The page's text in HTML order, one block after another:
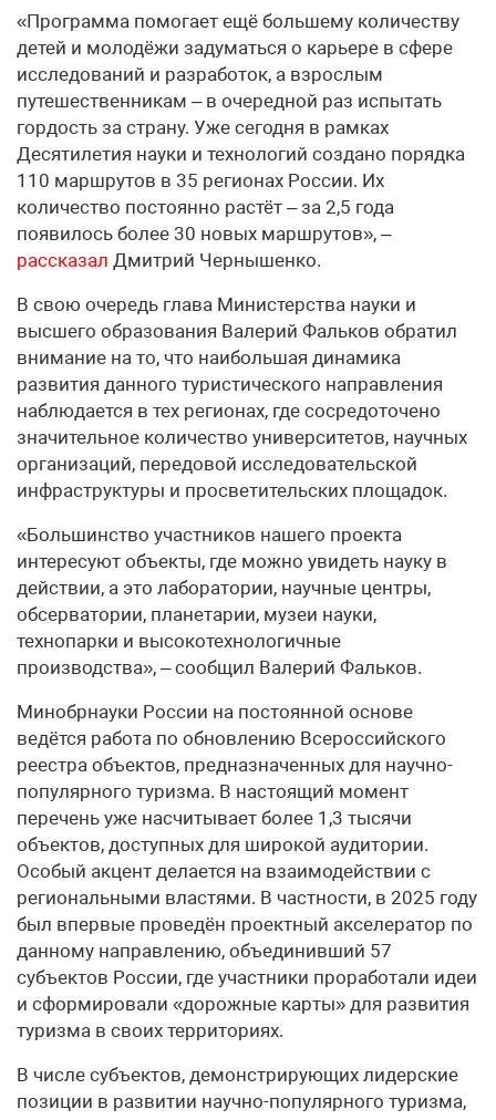
«Программа помогает ещё большему количеству
детей и молодёжи задуматься о карьере в сфере
исследований и разработок, а взрослым
путешественникам – в очередной раз испытать
гордость за страну. Уже сегодня в рамках
Десятилетия науки и технологий создано порядка
110 маршрутов в 35 регионах России. Их
количество постоянно растёт – за 2,5 года
появилось более 30 новых маршрутов», –
рассказал Дмитрий Чернышенко.
В свою очередь глава Министерства науки и
высшего образования Валерий Фальков обратил
внимание на то, что наибольшая динамика
развития данного туристического направления
наблюдается в тех регионах, где сосредоточено
значительное количество университетов, научных
организаций, передовой исследовательской
инфраструктуры и просветительских площадок.
«Большинство участников нашего проекта
интересуют объекты, где можно увидеть науку в
действии, а это лаборатории, научные центры,
обсерватории, планетарии, музеи науки,
технопарки и высокотехнологичные
производства», – сообщил Валерий Фальков.
Минобрнауки России на постоянной основе
ведётся работа по обновлению Всероссийского
реестра объектов, предназначенных для научно-
популярного туризма. В настоящий момент
перечень уже насчитывает более 1,3 тысячи
объектов, доступных для широкой аудитории.
Особый акцент делается на взаимодействии с
региональными властями. В частности, в 2025 году
был впервые проведён проектный акселератор по
данному направлению, объединивший 57
субъектов России, где участники проработали идеи
и сформировали «дорожные карты» для развития
туризма в своих территориях.
В числе субъектов, демонстрирующих лидерские
позиции в развитии научно-популярного туризма,